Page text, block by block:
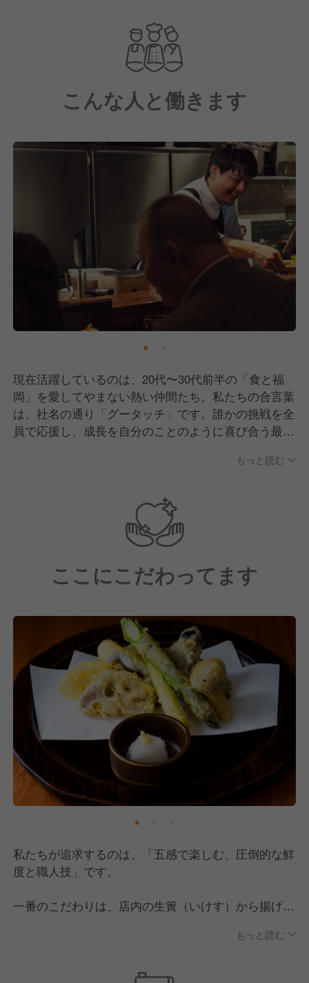
た地酒やナチュラルワイン。高級店の質をカジュアル
に楽しめる空間で、特別なひと時を演出しています。
店舗の枠を超え、グループ主催の大型イベントとも連
動しながら、福岡の街に新しい価値を仕掛けていくの
が私たちのスタイルです。
こんな人と働きます
現在活躍しているのは、20代〜30代前半の「食と福
岡」を愛してやまない熱い仲間たち。私たちの合言葉
は、社名の通り「グータッチ」です。誰かの挑戦を全
員で応援し、成長を自分のことのように喜び合う最高
持ちたい」「20代で圧倒的な経営スキルを掴みたい」
という野心を燃やしてきた同志です。だからこそ、生
簀の活魚を捌く技術も、店舗運営の裏側も、本気で学
びに来る人にはすべてを惜しみなく伝授します。
イベント時にはチーム一丸となって盛り上がる、活気
もっと読む
ここにこだわってます
私たちが追求するのは、「五感で楽しむ、圧倒的な鮮
度と職人技」です。
一番のこだわりは、店内の生簀（いけす）から揚げた
の豊かな恵みを、最も美味しい瞬間に提供します。さ
職人技が光る天ぷらも自慢の逸品です。
もっと読む